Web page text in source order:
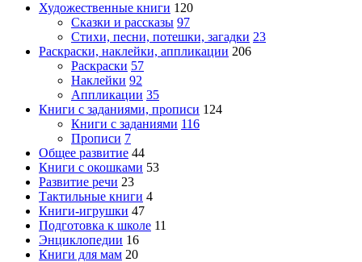
Художественные книги 120
Сказки и рассказы 97
Стихи, песни, потешки, загадки 23
Раскраски, наклейки, аппликации 206
Раскраски 57
Наклейки 92
Аппликации 35
Книги с заданиями, прописи 124
Книги с заданиями 116
Прописи 7
Общее развитие 44
Книги с окошками 53
Развитие речи 23
Тактильные книги 4
Книги-игрушки 47
Подготовка к школе 11
Энциклопедии 16
Книги для мам 20